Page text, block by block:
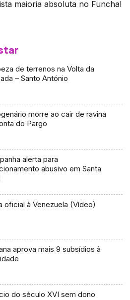
de terrenos na Volta da
– Santo António
morre ao cair de ravina
do Pargo
alerta para
abusivo em Santa
oficial à Venezuela (Vídeo)
aprova mais 9 subsídios à
do século XVI sem dono